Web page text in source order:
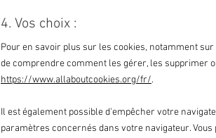
4. Vos choix :
Pour en savoir plus sur les cookies, notamment
de comprendre comment les gérer, les supprimer
https://www.allaboutcookies.org/fr/.
Il est également possible d'empêcher votre
paramètres concernés dans votre navigateur.